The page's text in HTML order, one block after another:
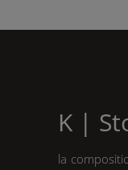
K |
la